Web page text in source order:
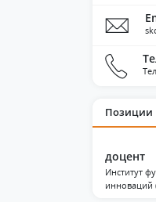
Позиции
доцент
Институт
инноваций